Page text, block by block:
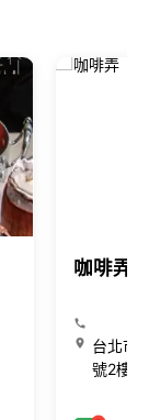
咖啡弄
台北市
號2樓